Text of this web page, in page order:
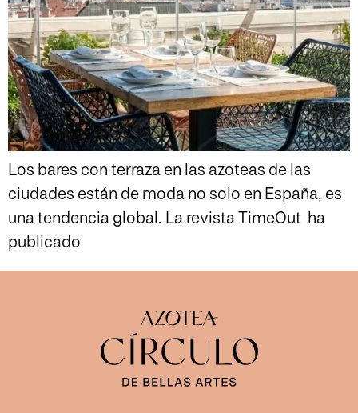
Los bares con terraza en las azoteas de las
ciudades están de moda no solo en España, es
una tendencia global. La revista TimeOut ha
publicado